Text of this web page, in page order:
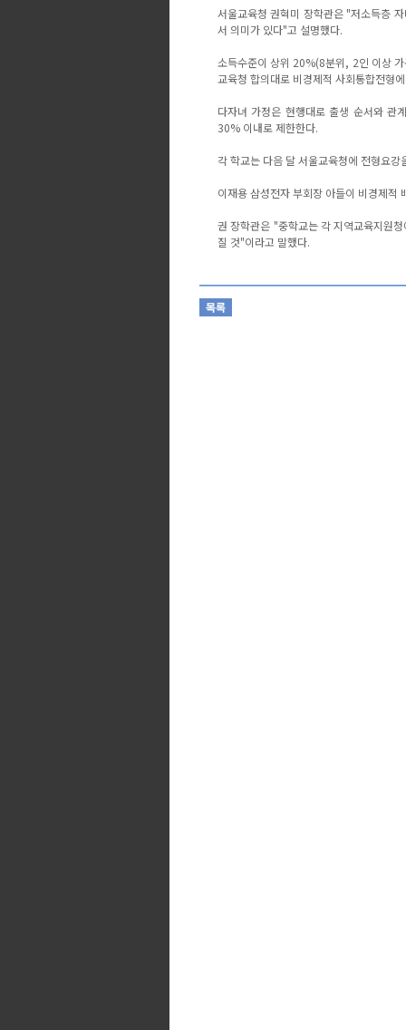
서울교육청 권혁미 장학관은 "저소득층
서 의미가 있다"고 설명했다.
소득수준이 상위 20%(8분위, 2인 이상
교육청 합의대로 비경제적 사회통합전형
다자녀 가정은 현행대로 출생 순서와 관
30% 이내로 제한한다.
각 학교는 다음 달 서울교육청에 전형요
이재용 삼성전자 부회장 아들이 비경제적
권 장학관은 "중학교는 각 지역교육지원
질 것"이라고 말했다.